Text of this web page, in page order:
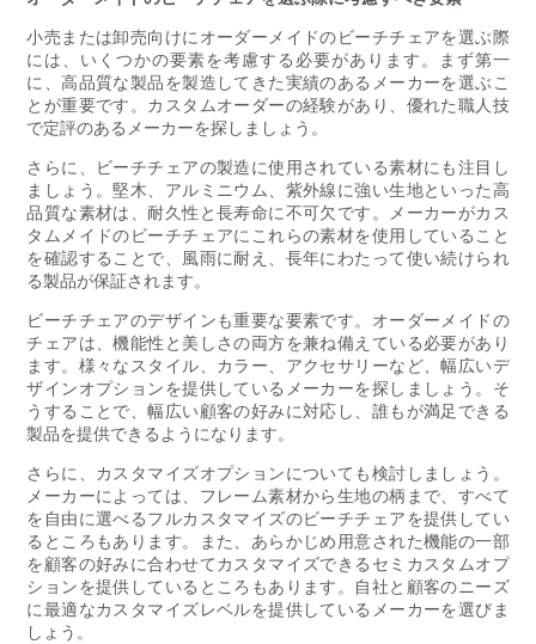
小売または卸売向けにオーダーメイドのビーチチェアを選ぶ際
には、いくつかの要素を考慮する必要があります。まず第一
に、高品質な製品を製造してきた実績のあるメーカーを選ぶこ
とが重要です。カスタムオーダーの経験があり、優れた職人技
で定評のあるメーカーを探しましょう。
さらに、ビーチチェアの製造に使用されている素材にも注目し
ましょう。堅木、アルミニウム、紫外線に強い生地といった高
品質な素材は、耐久性と長寿命に不可欠です。メーカーがカス
タムメイドのビーチチェアにこれらの素材を使用していること
を確認することで、風雨に耐え、長年にわたって使い続けられ
る製品が保証されます。
ビーチチェアのデザインも重要な要素です。オーダーメイドの
チェアは、機能性と美しさの両方を兼ね備えている必要があり
ます。様々なスタイル、カラー、アクセサリーなど、幅広いデ
ザインオプションを提供しているメーカーを探しましょう。そ
うすることで、幅広い顧客の好みに対応し、誰もが満足できる
製品を提供できるようになります。
さらに、カスタマイズオプションについても検討しましょう。
メーカーによっては、フレーム素材から生地の柄まで、すべて
を自由に選べるフルカスタマイズのビーチチェアを提供してい
るところもあります。また、あらかじめ用意された機能の一部
を顧客の好みに合わせてカスタマイズできるセミカスタムオプ
ションを提供しているところもあります。自社と顧客のニーズ
に最適なカスタマイズレベルを提供しているメーカーを選びま
しょう。